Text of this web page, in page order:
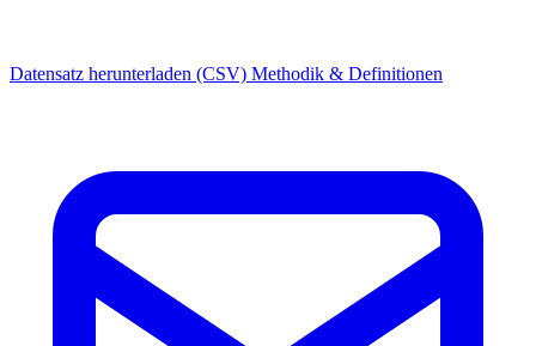
Datensatz herunterladen (CSV) Methodik & Definitionen